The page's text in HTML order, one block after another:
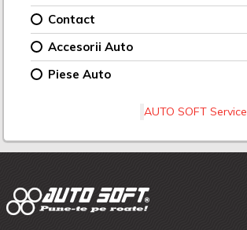
Contact
Accesorii Auto
Piese Auto
AUTO SOFT Service